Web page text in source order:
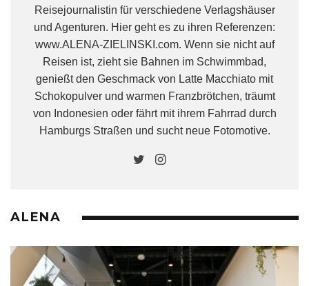
Reisejournalistin für verschiedene Verlagshäuser
und Agenturen. Hier geht es zu ihren Referenzen:
www.ALENA-ZIELINSKI.com. Wenn sie nicht auf
Reisen ist, zieht sie Bahnen im Schwimmbad,
genießt den Geschmack von Latte Macchiato mit
Schokopulver und warmen Franzbrötchen, träumt
von Indonesien oder fährt mit ihrem Fahrrad durch
Hamburgs Straßen und sucht neue Fotomotive.
ALENA